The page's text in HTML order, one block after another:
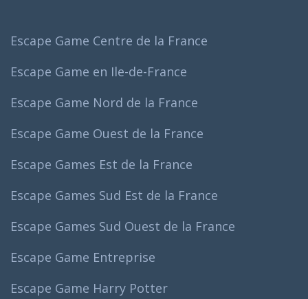
Escape Game Centre de la France
Escape Game en Ile-de-France
Escape Game Nord de la France
Escape Game Ouest de la France
Escape Games Est de la France
Escape Games Sud Est de la France
Escape Games Sud Ouest de la France
Escape Game Entreprise
Escape Game Harry Potter